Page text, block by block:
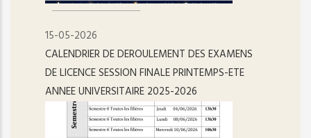
15-05-2026
CALENDRIER DE DEROULEMENT DES EXAMENS
DE LICENCE SESSION FINALE PRINTEMPS-ETE
ANNEE UNIVERSITAIRE 2025-2026